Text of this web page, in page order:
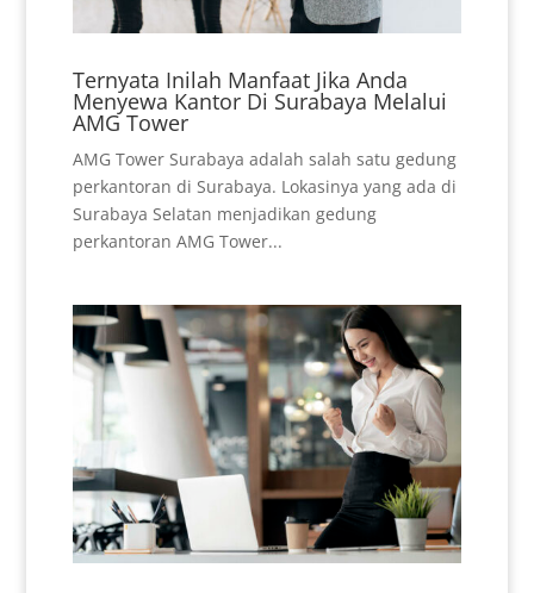
Ternyata Inilah Manfaat Jika Anda
Menyewa Kantor Di Surabaya Melalui
AMG Tower
AMG Tower Surabaya adalah salah satu gedung
perkantoran di Surabaya. Lokasinya yang ada di
Surabaya Selatan menjadikan gedung
perkantoran AMG Tower...